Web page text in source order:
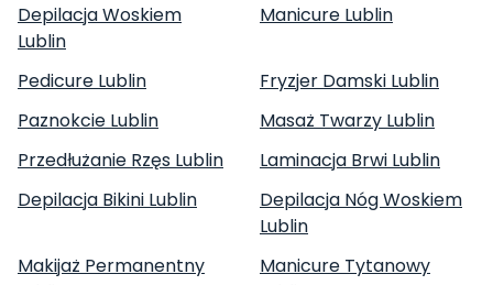
Depilacja Woskiem
Lublin
Manicure Lublin
Pedicure Lublin
Fryzjer Damski Lublin
Paznokcie Lublin
Masaż Twarzy Lublin
Przedłużanie Rzęs Lublin
Laminacja Brwi Lublin
Depilacja Bikini Lublin
Depilacja Nóg Woskiem
Lublin
Makijaż Permanentny
Manicure Tytanowy